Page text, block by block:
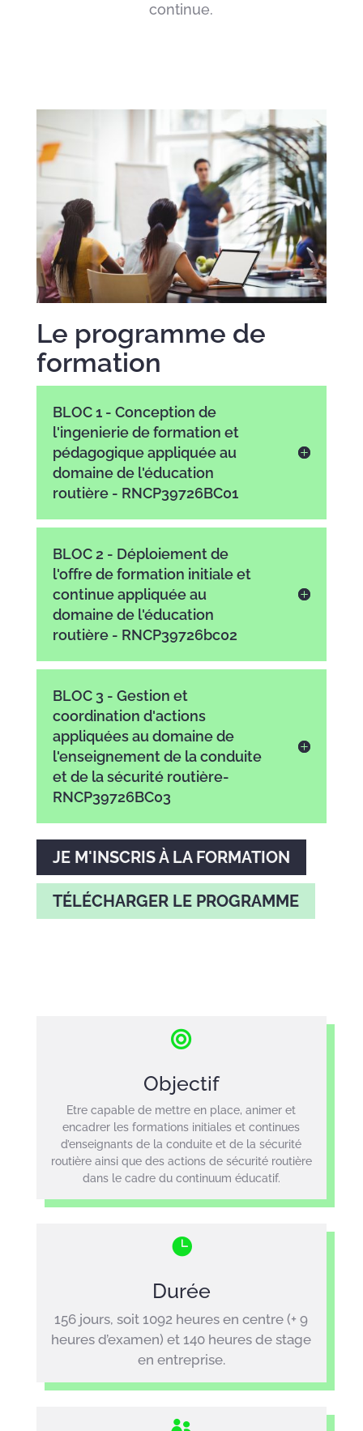
continue.
Le programme de
formation
BLOC 1 - Conception de
l'ingenierie de formation et
pédagogique appliquée au
domaine de l'éducation
routière - RNCP39726BC01
BLOC 2 - Déploiement de
l'offre de formation initiale et
continue appliquée au
domaine de l'éducation
routière - RNCP39726bc02
BLOC 3 - Gestion et
coordination d'actions
appliquées au domaine de
l'enseignement de la conduite
et de la sécurité routière-
RNCP39726BC03
JE M'INSCRIS À LA FORMATION
TÉLÉCHARGER LE PROGRAMME

Objectif
Etre capable de mettre en place, animer et
encadrer les formations initiales et continues
d’enseignants de la conduite et de la sécurité
routière ainsi que des actions de sécurité routière
dans le cadre du continuum éducatif.

Durée
156 jours, soit 1092 heures en centre (+ 9
heures d’examen) et 140 heures de stage
en entreprise.